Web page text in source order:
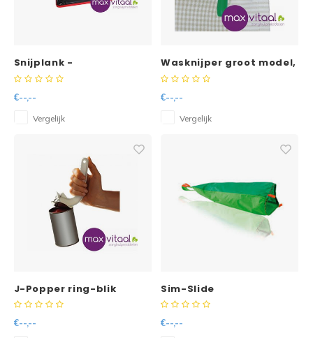
Snijplank -
€--,--
Vergelijk
Wasknijper groot model,
20stuks
€--,--
Vergelijk
J-Popper ring-blik
opener
€--,--
Sim-Slide
€--,--